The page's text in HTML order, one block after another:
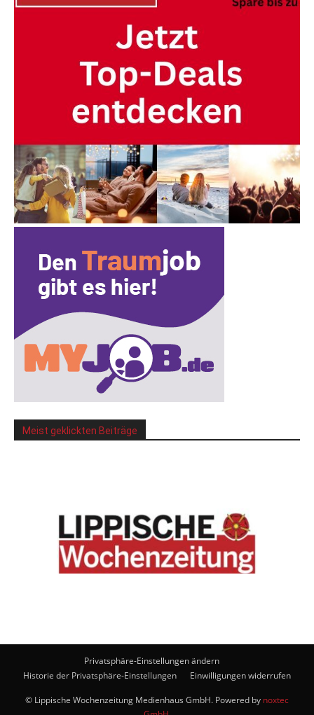
Meist geklickten Beiträge
Privatsphäre-Einstellungen ändern
Historie der Privatsphäre-Einstellungen
Einwilligungen widerrufen
© Lippische Wochenzeitung Medienhaus GmbH. Powered by noxtec